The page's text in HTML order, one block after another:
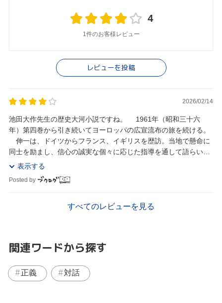
4
1件のお客様レビュー
レビューを投稿
2026/02/14
池田大作先生の歴史大河小説ですね。 1961年（昭和三十六
年）第四巻から引き続いてヨーロッパの広宣流布の旅を続ける。
伸一は、ドイツからフランス、イギリスを歴訪。当地で懸命に
同士を励まし、信心の誠実な個々に応じた指導を通して語らいを
広げる。 ウィーンに“楽聖”の苦闘を偲び、...
表示する
Posted by
すべてのレビューを見る
関連ワードから探す
正義 対話